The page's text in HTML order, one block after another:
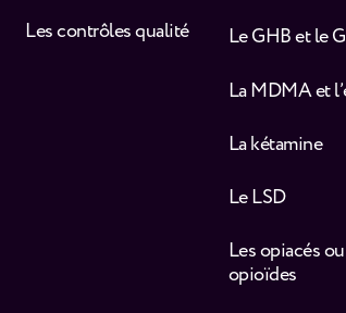
Les contrôles qualité
Le GHB et le
La MDMA et
La kétamine
Le LSD
Les opiacés ou
opioïdes